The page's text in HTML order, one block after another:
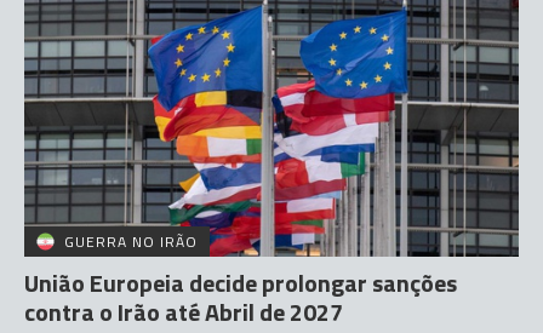
GUERRA NO IRÃO
União Europeia decide prolongar sanções
contra o Irão até Abril de 2027